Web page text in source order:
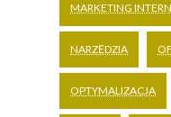
MARKETING
NARZĘDZIA
OPTYMALIZACJA